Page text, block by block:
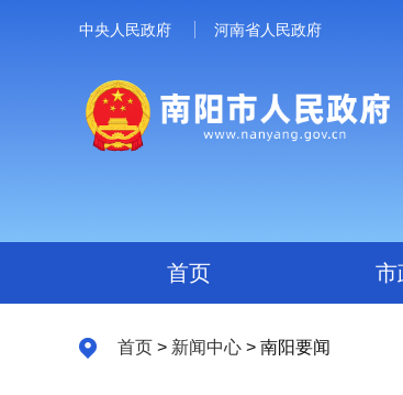
中央人民政府 河南省人民政府
首页 市
首页 > 新闻中心 > 南阳要闻